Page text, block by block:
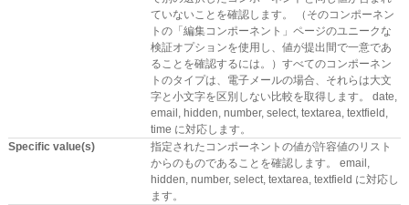
ていないことを確認します。 （そのコンポーネン
トの「編集コンポーネント」ページのユニークな
検証オプションを使用し、値が提出間で一意であ
ることを確認するには。）すべてのコンポーネン
トのタイプは、電子メールの場合、それらは大文
字と小文字を区別しない比較を取得します。 date,
email, hidden, number, select, textarea, textfield,
time に対応します。
Specific value(s)
指定されたコンポーネントの値が許容値のリスト
からのものであることを確認します。 email,
hidden, number, select, textarea, textfield に対応し
ます。